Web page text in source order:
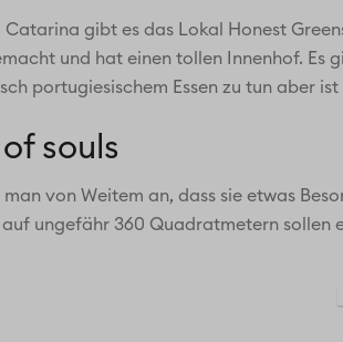
Catarina gibt es das Lokal Honest
und hat einen tollen Innenhof. Es
portugiesischem Essen zu tun aber
souls
man von Weitem an, dass sie etwas
auf ungefähr 360 Quadratmetern sollen